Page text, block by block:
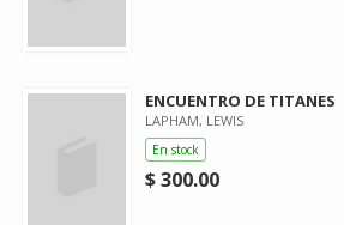
ENCUENTRO DE TITANES
LAPHAM, LEWIS
En stock
$ 300.00